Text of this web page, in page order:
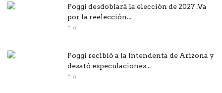
Poggi desdoblará la elección de 2027 .Va
por la reelección...
0
Poggi recibió a la Intendenta de Arizona y
desató especulaciones...
0